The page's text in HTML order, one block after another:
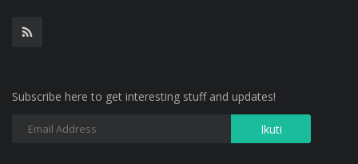
Subscribe here to get interesting stuff and updates!